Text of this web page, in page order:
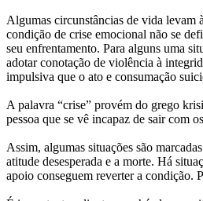
Algumas circunstâncias de vida levam
condição de crise emocional não se
seu enfrentamento. Para alguns uma
adotar conotação de violência à
impulsiva que o ato e consumação
A palavra “crise” provém do grego
pessoa que se vê incapaz de sair com
Assim, algumas situações são
atitude desesperada e a morte. Há
apoio conseguem reverter a condição.